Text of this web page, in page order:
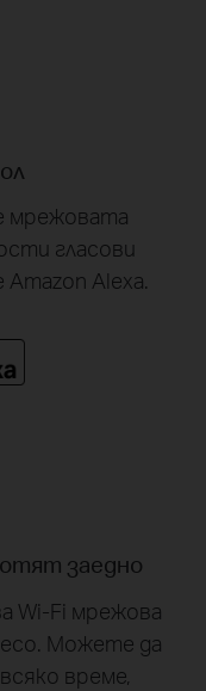
мрежовата
гласови
Alexa.
заедно
Wi-Fi мрежова
Можете да
време,